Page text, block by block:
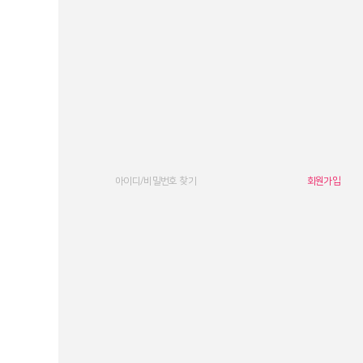
아이디/비밀번호 찾기 회원가입